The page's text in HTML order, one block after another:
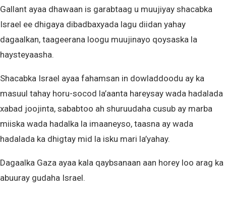
Gallant ayaa dhawaan is garabtaag u muujiyay shacabka
Israel ee dhigaya dibadbaxyada lagu diidan yahay
dagaalkan, taageerana loogu muujinayo qoysaska la
haysteyaasha.
Shacabka Israel ayaa fahamsan in dowladdoodu ay ka
masuul tahay horu-socod la’aanta hareysay wada hadalada
xabad joojinta, sababtoo ah shuruudaha cusub ay marba
miiska wada hadalka la imaaneyso, taasna ay wada
hadalada ka dhigtay mid la isku mari la’yahay.
Dagaalka Gaza ayaa kala qaybsanaan aan horey loo arag ka
abuuray gudaha Israel.